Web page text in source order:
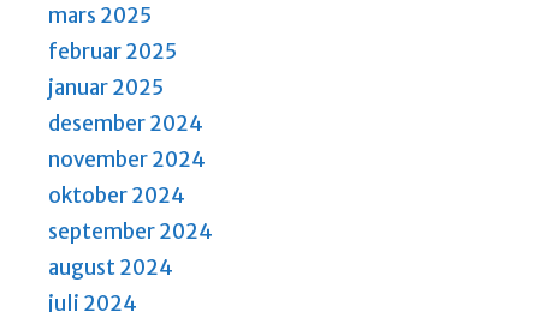
mars 2025
februar 2025
januar 2025
desember 2024
november 2024
oktober 2024
september 2024
august 2024
juli 2024